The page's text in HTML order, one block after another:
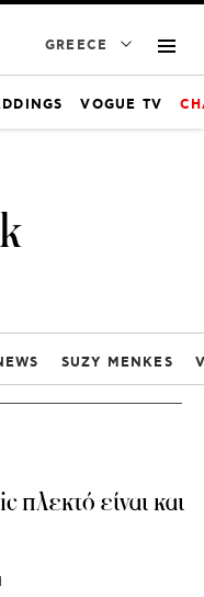
GREECE
VOGUE TV
SUZY MENKES
πλεκτό είναι και